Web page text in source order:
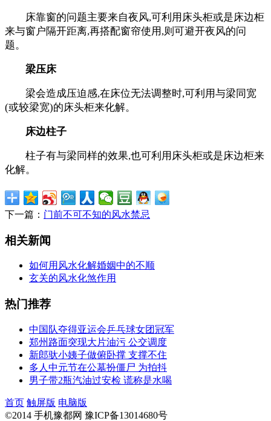
床靠窗的问题主要来自夜风,可利用床头柜或是床边柜
来与窗户隔开距离,再搭配窗帘使用,则可避开夜风的问
题。
梁压床
梁会造成压迫感,在床位无法调整时,可利用与梁同宽
(或较梁宽)的床头柜来化解。
床边柱子
柱子有与梁同样的效果,也可利用床头柜或是床边柜来
化解。
下一篇： 门前不可不知的风水禁忌
相关新闻
如何用风水化解婚姻中的不顺
玄关的风水化煞作用
热门推荐
中国队夺得亚运会乒乓球女团冠军
郑州路面突现大片油污 公交调度
新郎驮小姨子做俯卧撑 支撑不住
多人中元节在公墓扮僵尸 为拍抖
男子带2瓶汽油过安检 谎称是水喝
首页 触屏版 电脑版
©2014 手机豫都网 豫ICP备13014680号